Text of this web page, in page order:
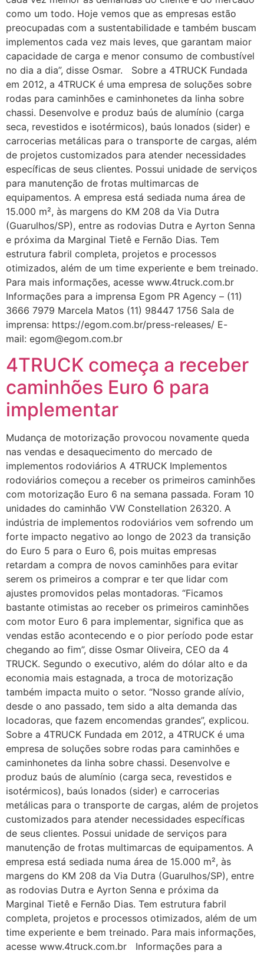
como um todo. Hoje vemos que as empresas estão
preocupadas com a sustentabilidade e também buscam
implementos cada vez mais leves, que garantam maior
capacidade de carga e menor consumo de combustível
no dia a dia”, disse Osmar. Sobre a 4TRUCK Fundada
em 2012, a 4TRUCK é uma empresa de soluções sobre
rodas para caminhões e caminhonetes da linha sobre
chassi. Desenvolve e produz baús de alumínio (carga
seca, revestidos e isotérmicos), baús lonados (sider) e
carrocerias metálicas para o transporte de cargas, além
de projetos customizados para atender necessidades
específicas de seus clientes. Possui unidade de serviços
para manutenção de frotas multimarcas de
equipamentos. A empresa está sediada numa área de
15.000 m², às margens do KM 208 da Via Dutra
(Guarulhos/SP), entre as rodovias Dutra e Ayrton Senna
e próxima da Marginal Tietê e Fernão Dias. Tem
estrutura fabril completa, projetos e processos
otimizados, além de um time experiente e bem treinado.
Para mais informações, acesse www.4truck.com.br
Informações para a imprensa Egom PR Agency – (11)
3666 7979 Marcela Matos (11) 98447 1756 Sala de
imprensa: https://egom.com.br/press-releases/ E-
mail: egom@egom.com.br
4TRUCK começa a receber
caminhões Euro 6 para
implementar
Mudança de motorização provocou novamente queda
nas vendas e desaquecimento do mercado de
implementos rodoviários A 4TRUCK Implementos
rodoviários começou a receber os primeiros caminhões
com motorização Euro 6 na semana passada. Foram 10
unidades do caminhão VW Constellation 26320. A
indústria de implementos rodoviários vem sofrendo um
forte impacto negativo ao longo de 2023 da transição
do Euro 5 para o Euro 6, pois muitas empresas
retardam a compra de novos caminhões para evitar
serem os primeiros a comprar e ter que lidar com
ajustes promovidos pelas montadoras. “Ficamos
bastante otimistas ao receber os primeiros caminhões
com motor Euro 6 para implementar, significa que as
vendas estão acontecendo e o pior período pode estar
chegando ao fim”, disse Osmar Oliveira, CEO da 4
TRUCK. Segundo o executivo, além do dólar alto e da
economia mais estagnada, a troca de motorização
também impacta muito o setor. “Nosso grande alívio,
desde o ano passado, tem sido a alta demanda das
locadoras, que fazem encomendas grandes”, explicou.
Sobre a 4TRUCK Fundada em 2012, a 4TRUCK é uma
empresa de soluções sobre rodas para caminhões e
caminhonetes da linha sobre chassi. Desenvolve e
produz baús de alumínio (carga seca, revestidos e
isotérmicos), baús lonados (sider) e carrocerias
metálicas para o transporte de cargas, além de projetos
customizados para atender necessidades específicas
de seus clientes. Possui unidade de serviços para
manutenção de frotas multimarcas de equipamentos. A
empresa está sediada numa área de 15.000 m², às
margens do KM 208 da Via Dutra (Guarulhos/SP), entre
as rodovias Dutra e Ayrton Senna e próxima da
Marginal Tietê e Fernão Dias. Tem estrutura fabril
completa, projetos e processos otimizados, além de um
time experiente e bem treinado. Para mais informações,
acesse www.4truck.com.br Informações para a